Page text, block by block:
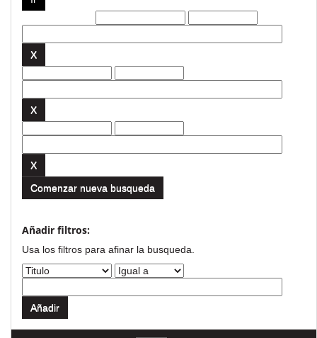
Comenzar nueva busqueda
Añadir filtros:
Usa los filtros para afinar la busqueda.